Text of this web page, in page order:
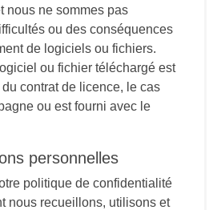
nous ne sommes pas
ou des conséquences
de logiciels ou fichiers.
ou fichier téléchargé est
contrat de licence, le cas
ou est fourni avec le
personnelles
politique de confidentialité
nous recueillons, utilisons et